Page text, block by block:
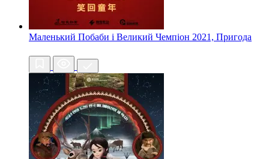
Маленький Побаби і Великий Чемпіон 2021, Пригода